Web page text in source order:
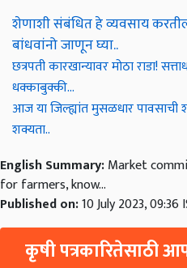
शेणाशी संबंधित हे व्यवसाय
बांधवांनो जाणून घ्या..
छत्रपती कारखान्यावर मोठा राडा!
धक्काबुक्की...
आज या जिल्ह्यांत मुसळधार पावसाची
शक्यता..
English Summary:Market
for farmers, know...
Published on:10 July 2023, 09:36
कृषी पत्रकारितेसाठी